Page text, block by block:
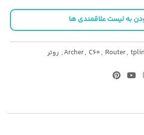
به لیست علاقمندی ها
Archer, C60, Router,
, روتر